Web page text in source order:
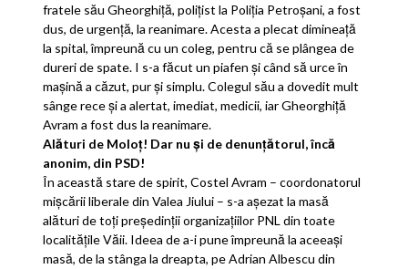
fratele său Gheorghiţă, poliţist la Poliţia Petroşani, a fost
dus, de urgenţă, la reanimare. Acesta a plecat dimineaţă
la spital, împreună cu un coleg, pentru că se plângea de
dureri de spate. I s-a făcut un piafen şi când să urce în
maşină a căzut, pur şi simplu. Colegul său a dovedit mult
sânge rece şi a alertat, imediat, medicii, iar Gheorghiţă
Avram a fost dus la reanimare.
Alături de Moloţ! Dar nu şi de denunţătorul, încă
anonim, din PSD!
În această stare de spirit, Costel Avram – coordonatorul
mişcării liberale din Valea Jiului – s-a aşezat la masă
alături de toţi preşedinţii organizaţiilor PNL din toate
localităţile Văii. Ideea de a-i pune împreună la aceeaşi
masă, de la stânga la dreapta, pe Adrian Albescu din